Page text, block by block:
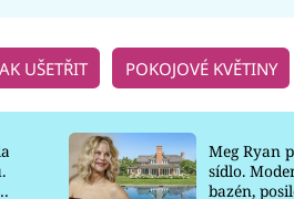
UŠETŘIT POKOJOVÉ KVĚTINY
Meg Ryan
sídlo.
bazén,